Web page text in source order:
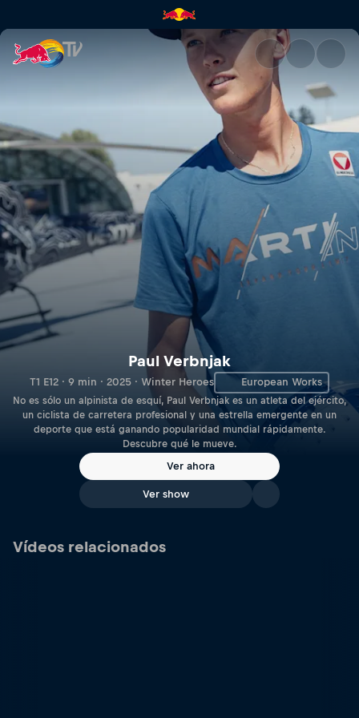
Paul Verbnjak | Red Bull TV
Paul Verbnjak
T1 E12 · 9 min · 2025 · Winter Heroes European Works
No es sólo un alpinista de esquí, Paul Verbnjak es un atleta del ejército,
un ciclista de carretera profesional y una estrella emergente en un
deporte que está ganando popularidad mundial rápidamente.
Descubre qué le mueve.
Ver ahora
Ver show
Vídeos relacionados